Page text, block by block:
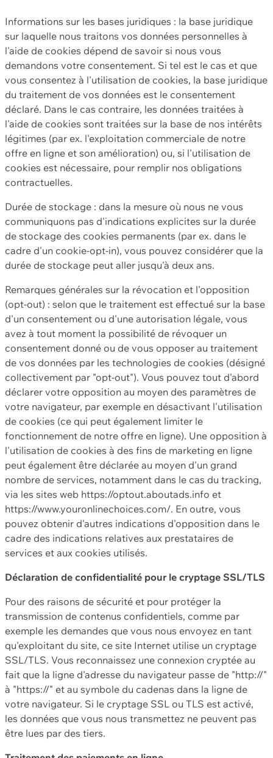
Informations sur les bases juridiques : la base juridique
sur laquelle nous traitons vos données personnelles à
l'aide de cookies dépend de savoir si nous vous
demandons votre consentement. Si tel est le cas et que
vous consentez à l'utilisation de cookies, la base juridique
du traitement de vos données est le consentement
déclaré. Dans le cas contraire, les données traitées à
l'aide de cookies sont traitées sur la base de nos intérêts
légitimes (par ex. l'exploitation commerciale de notre
offre en ligne et son amélioration) ou, si l'utilisation de
cookies est nécessaire, pour remplir nos obligations
contractuelles.
Durée de stockage : dans la mesure où nous ne vous
communiquons pas d'indications explicites sur la durée
de stockage des cookies permanents (par ex. dans le
cadre d'un cookie-opt-in), vous pouvez considérer que la
durée de stockage peut aller jusqu'à deux ans.
Remarques générales sur la révocation et l'opposition
(opt-out) : selon que le traitement est effectué sur la base
d'un consentement ou d'une autorisation légale, vous
avez à tout moment la possibilité de révoquer un
consentement donné ou de vous opposer au traitement
de vos données par les technologies de cookies (désigné
collectivement par "opt-out"). Vous pouvez tout d'abord
déclarer votre opposition au moyen des paramètres de
votre navigateur, par exemple en désactivant l'utilisation
de cookies (ce qui peut également limiter le
fonctionnement de notre offre en ligne). Une opposition à
l'utilisation de cookies à des fins de marketing en ligne
peut également être déclarée au moyen d'un grand
nombre de services, notamment dans le cas du tracking,
via les sites web https://optout.aboutads.info et
https://www.youronlinechoices.com/. En outre, vous
pouvez obtenir d'autres indications d'opposition dans le
cadre des indications relatives aux prestataires de
services et aux cookies utilisés.
Déclaration de confidentialité pour le cryptage SSL/TLS
Pour des raisons de sécurité et pour protéger la
transmission de contenus confidentiels, comme par
exemple les demandes que vous nous envoyez en tant
qu'exploitant du site, ce site Internet utilise un cryptage
SSL/TLS. Vous reconnaissez une connexion cryptée au
fait que la ligne d'adresse du navigateur passe de "http://"
à "https://" et au symbole du cadenas dans la ligne de
votre navigateur. Si le cryptage SSL ou TLS est activé,
les données que vous nous transmettez ne peuvent pas
être lues par des tiers.